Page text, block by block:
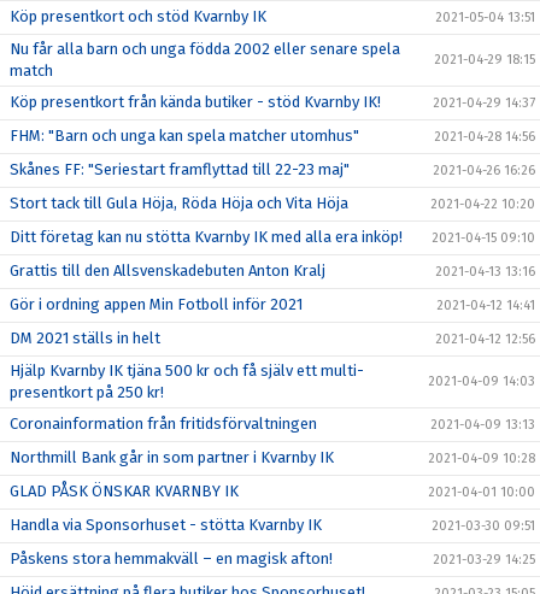
Köp presentkort och stöd Kvarnby IK 2021-05-04 13:51
Nu får alla barn och unga födda 2002 eller senare spela
match
2021-04-29 18:15
Köp presentkort från kända butiker - stöd Kvarnby IK! 2021-04-29 14:37
FHM: "Barn och unga kan spela matcher utomhus" 2021-04-28 14:56
Skånes FF: "Seriestart framflyttad till 22-23 maj" 2021-04-26 16:26
Stort tack till Gula Höja, Röda Höja och Vita Höja 2021-04-22 10:20
Ditt företag kan nu stötta Kvarnby IK med alla era inköp! 2021-04-15 09:10
Grattis till den Allsvenskadebuten Anton Kralj 2021-04-13 13:16
Gör i ordning appen Min Fotboll inför 2021 2021-04-12 14:41
DM 2021 ställs in helt 2021-04-12 12:56
Hjälp Kvarnby IK tjäna 500 kr och få själv ett multi-
presentkort på 250 kr!
2021-04-09 14:03
Coronainformation från fritidsförvaltningen 2021-04-09 13:13
Northmill Bank går in som partner i Kvarnby IK 2021-04-09 10:28
GLAD PÅSK ÖNSKAR KVARNBY IK 2021-04-01 10:00
Handla via Sponsorhuset - stötta Kvarnby IK 2021-03-30 09:51
Påskens stora hemmakväll – en magisk afton! 2021-03-29 14:25